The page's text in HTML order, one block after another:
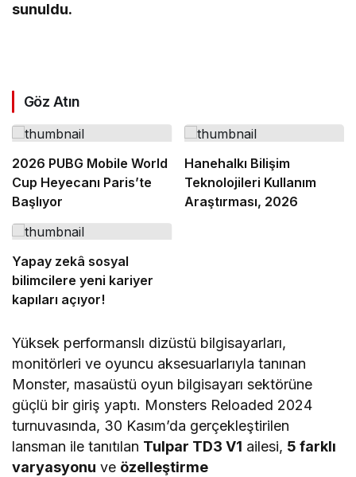
sunuldu.
Göz Atın
2026 PUBG Mobile World
Cup Heyecanı Paris’te
Başlıyor
Hanehalkı Bilişim
Teknolojileri Kullanım
Araştırması, 2026
Yapay zekâ sosyal
bilimcilere yeni kariyer
kapıları açıyor!
Yüksek performanslı dizüstü bilgisayarları,
monitörleri ve oyuncu aksesuarlarıyla tanınan
Monster, masaüstü oyun bilgisayarı sektörüne
güçlü bir giriş yaptı. Monsters Reloaded 2024
turnuvasında, 30 Kasım’da gerçekleştirilen
lansman ile tanıtılan Tulpar TD3 V1 ailesi, 5 farklı
varyasyonu ve özelleştirme